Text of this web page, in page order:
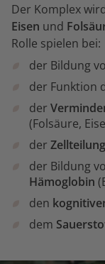
Der Komplex
Eisen und
Rolle spielen bei:
der Bildung
der Funktion
der
(Folsäure,
der Zellteilung
der Bildung
Hämoglobin
den
dem